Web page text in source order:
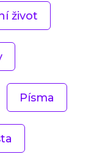
život
Písma